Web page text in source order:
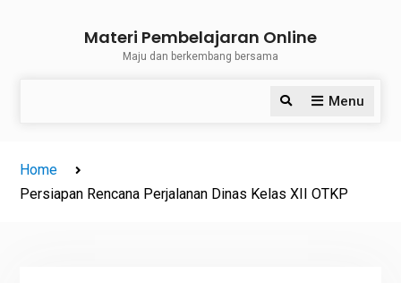
Materi Pembelajaran Online
Maju dan berkembang bersama
Menu
Search
Home
Persiapan Rencana Perjalanan Dinas Kelas XII OTKP